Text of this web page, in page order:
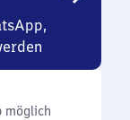
möglich